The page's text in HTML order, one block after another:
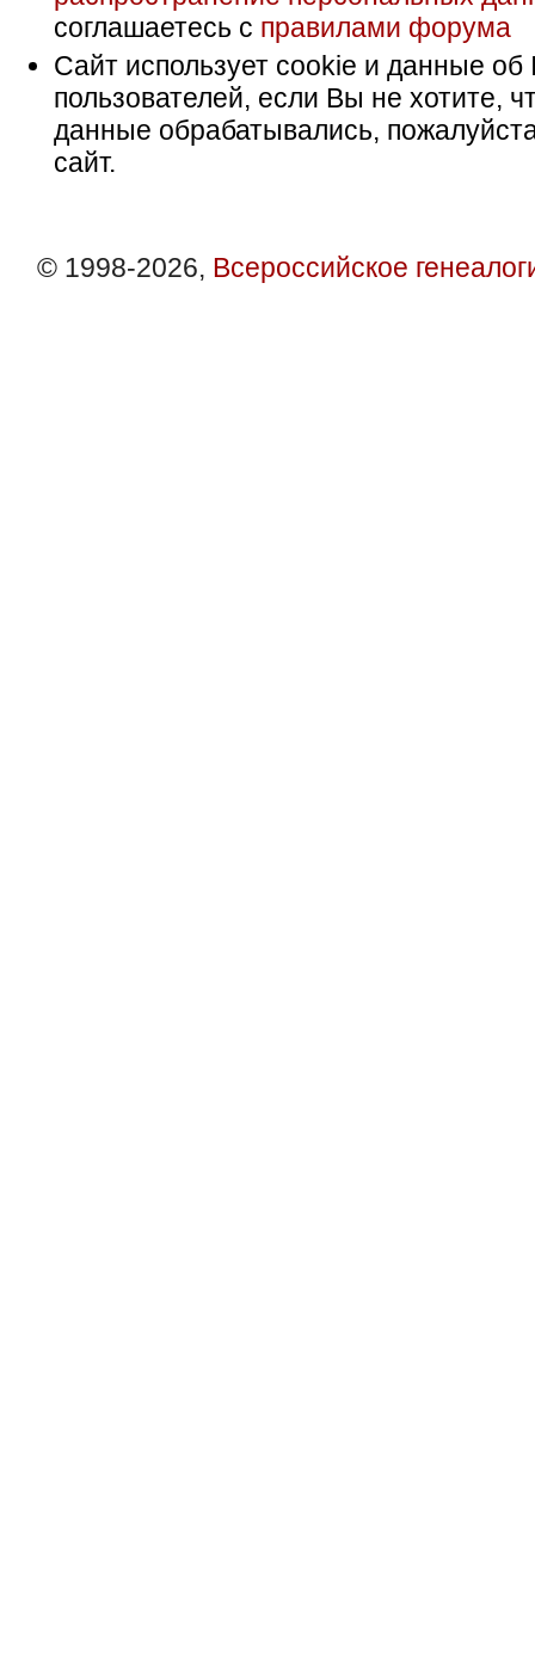
соглашаетесь с правилами форума
Сайт использует cookie и данные об
пользователей, если Вы не хотите,
данные обрабатывались,
сайт.
© 1998-2026, Всероссийское